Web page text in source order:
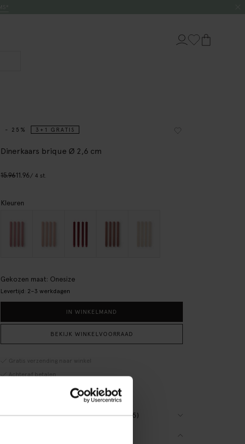
- 25% 3+1 GRATIS
Dinerkaars brique Ø 2,6 cm
15.9611.96/ 4 st.
Kleuren
Gekozen maat: Onesize
Levertijd: 2–3 werkdagen
IN WINKELMAND
BEKIJK WINKELVOORRAAD
Gratis verzending naar winkel
Achteraf betalen
REVIEWS (65)